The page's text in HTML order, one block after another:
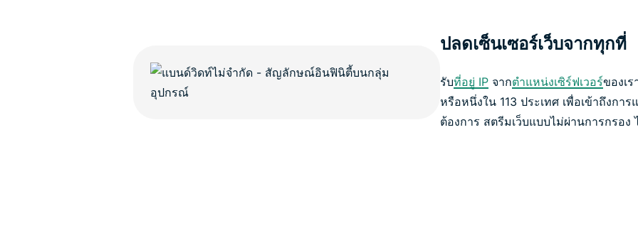
ปลดเซ็นเซอร์เว็บจากทุกที่
รับที่อยู่ IPจากตำแหน่งเซิร์ฟเวอร์ของเร
หรือหนึ่งใน 113 ประเทศ เพื่อเข้าถึงก
ต้องการ สตรีมเว็บแบบไม่ผ่านการกรอ